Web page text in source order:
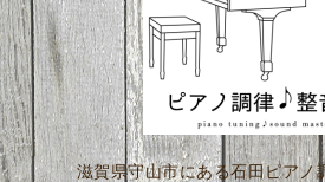
滋賀県守山市にある石田ピアノ